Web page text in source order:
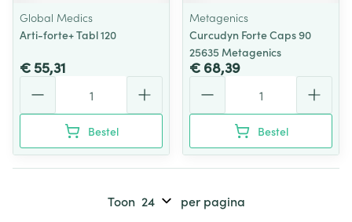
Global Medics
Arti-forte+ Tabl 120
€ 55,31
Bestel
Metagenics
Curcudyn Forte Caps 90
25635 Metagenics
€ 68,39
Bestel
Toon per pagina